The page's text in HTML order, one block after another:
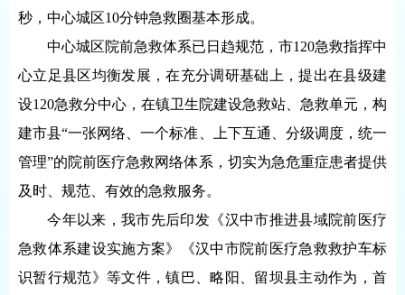
秒，中心城区10分钟急救圈基本形成。
中心城区院前急救体系已日趋规范，市120急救指挥中
心立足县区均衡发展，在充分调研基础上，提出在县级建
设120急救分中心，在镇卫生院建设急救站、急救单元，构
建市县“一张网络、一个标准、上下互通、分级调度，统一
管理”的院前医疗急救网络体系，切实为急危重症患者提供
及时、规范、有效的急救服务。
今年以来，我市先后印发《汉中市推进县域院前医疗
急救体系建设实施方案》《汉中市院前医疗急救救护车标
识暂行规范》等文件，镇巴、略阳、留坝县主动作为，首